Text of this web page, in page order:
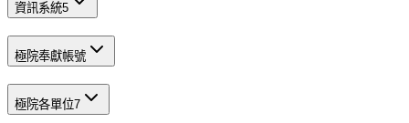
資訊系統5
極院奉獻帳號
極院各單位7